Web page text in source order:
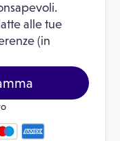
alle tue
(in